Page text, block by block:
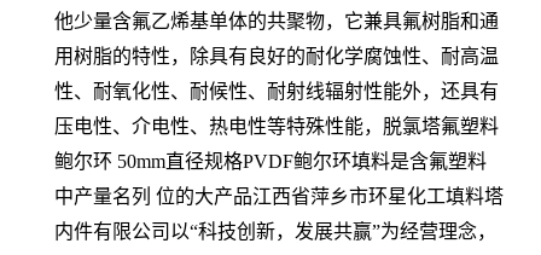
他少量含氟乙烯基单体的共聚物，它兼具氟树脂和通
用树脂的特性，除具有良好的耐化学腐蚀性、耐高温
性、耐氧化性、耐候性、耐射线辐射性能外，还具有
压电性、介电性、热电性等特殊性能，脱氯塔氟塑料
鲍尔环 50mm直径规格PVDF鲍尔环填料是含氟塑料
中产量名列 位的大产品江西省萍乡市环星化工填料塔
内件有限公司以“科技创新，发展共赢”为经营理念，